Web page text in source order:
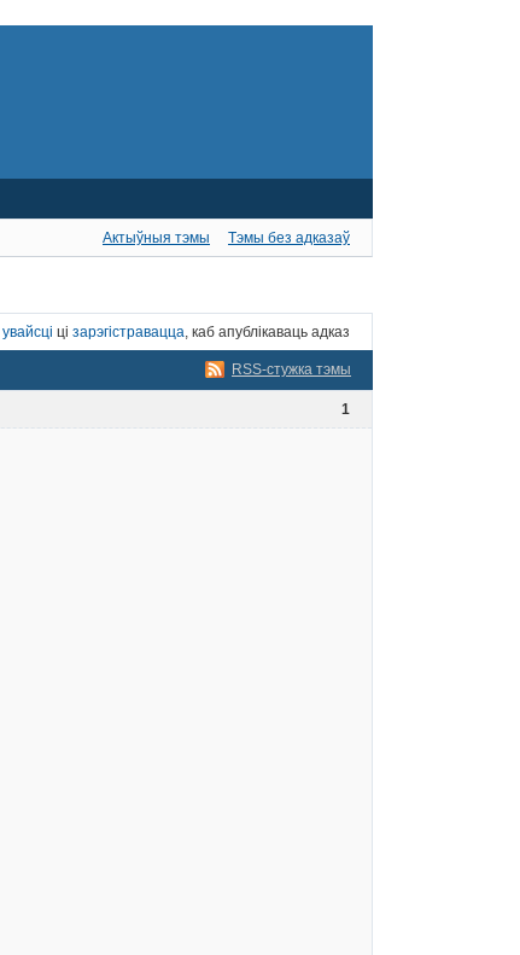
Актыўныя тэмы Тэмы без адказаў
увайсці ці зарэгістравацца , каб апублікаваць адказ
RSS-стужка тэмы
1